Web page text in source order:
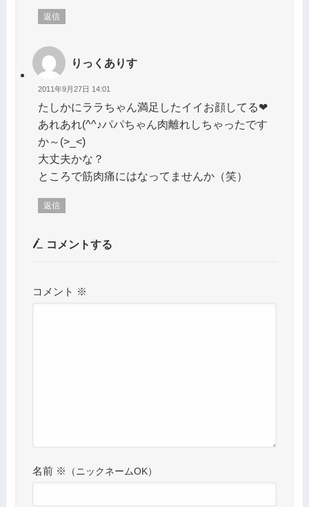
返信
りっくありす
2011年9月27日 14:01
たしかにララちゃん満足したイイお顔してる❤
あれあれ(^^♪パパちゃん肉離れしちゃったです
か～(>_<)
大丈夫かな？
ところで筋肉痛にはなってませんか（笑）
返信
コメントする
コメント ※
名前 ※